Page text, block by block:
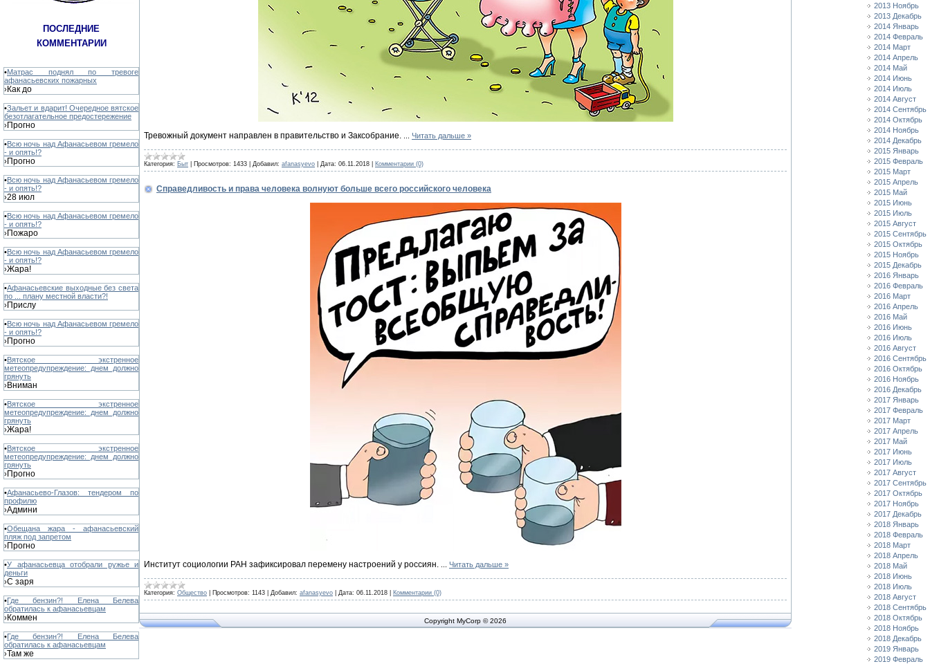
ПОСЛЕДНИЕ
КОММЕНТАРИИ
•Матрас поднял по тревоге
афанасьевских пожарных
›Как до
•Зальет и вдарит! Очередное вятское
безотлагательное предостережение
›Прогно
•Всю ночь над Афанасьевом гремело
- и опять!?
›Прогно
•Всю ночь над Афанасьевом гремело
- и опять!?
›28 июл
•Всю ночь над Афанасьевом гремело
- и опять!?
›Пожаро
•Всю ночь над Афанасьевом гремело
- и опять!?
›Жара!
•Афанасьевские выходные без света
по ... плану местной власти?!
›Прислу
•Всю ночь над Афанасьевом гремело
- и опять!?
›Прогно
•Вятское экстренное
метеопредупреждение: днем должно
грянуть
›Вниман
•Вятское экстренное
метеопредупреждение: днем должно
грянуть
›Жара!
•Вятское экстренное
метеопредупреждение: днем должно
грянуть
›Прогно
•Афанасьево-Глазов: тендером по
профилю
›Админи
•Обещана жара - афанасьевский
пляж под запретом
›Прогно
•У афанасьевца отобрали ружье и
деньги
›С заря
•Где бензин?! Елена Белева
обратилась к афанасьевцам
›Коммен
•Где бензин?! Елена Белева
обратилась к афанасьевцам
›Там же
Тревожный документ направлен в правительство и Заксобрание. Читать дальше »
Категория: Быт Просмотров: 1433 Добавил: afanasyevo Дата: 06.11.2018 Комментарии (0)
Справедливость и права человека волнуют больше всего российского человека
Институт социологии РАН зафиксировал перемену настроений у россиян. Читать дальше »
Категория: Общество Просмотров: 1143 Добавил: afanasyevo Дата: 06.11.2018 Комментарии (0)
Copyright MyCorp © 2026
2013 Ноябрь
2013 Декабрь
2014 Январь
2014 Февраль
2014 Март
2014 Апрель
2014 Май
2014 Июнь
2014 Июль
2014 Август
2014 Сентябрь
2014 Октябрь
2014 Ноябрь
2014 Декабрь
2015 Январь
2015 Февраль
2015 Март
2015 Апрель
2015 Май
2015 Июнь
2015 Июль
2015 Август
2015 Сентябрь
2015 Октябрь
2015 Ноябрь
2015 Декабрь
2016 Январь
2016 Февраль
2016 Март
2016 Апрель
2016 Май
2016 Июнь
2016 Июль
2016 Август
2016 Сентябрь
2016 Октябрь
2016 Ноябрь
2016 Декабрь
2017 Январь
2017 Февраль
2017 Март
2017 Апрель
2017 Май
2017 Июнь
2017 Июль
2017 Август
2017 Сентябрь
2017 Октябрь
2017 Ноябрь
2017 Декабрь
2018 Январь
2018 Февраль
2018 Март
2018 Апрель
2018 Май
2018 Июнь
2018 Июль
2018 Август
2018 Сентябрь
2018 Октябрь
2018 Ноябрь
2018 Декабрь
2019 Январь
2019 Февраль